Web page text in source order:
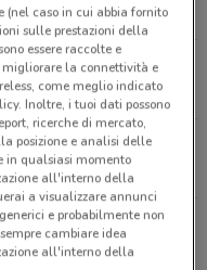
Vallina
(nel caso in cui abbia fornito
sulle prestazioni della
essere raccolte e
migliorare la connettività e
come meglio indicato
Inoltre, i tuoi dati possono
ricerche di mercato,
posizione e analisi delle
in qualsiasi momento
all'interno della
a visualizzare annunci
e probabilmente non
cambiare idea
all'interno della